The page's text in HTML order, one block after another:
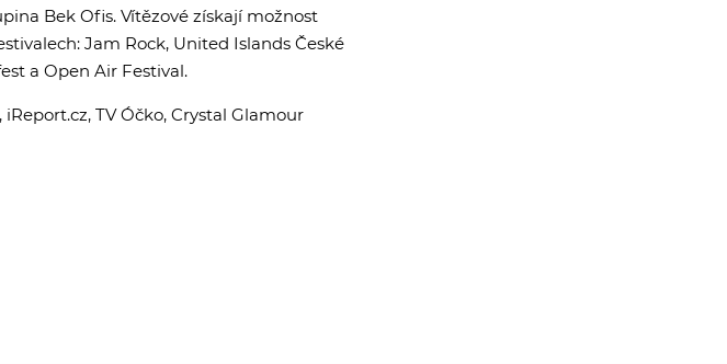
Bek Ofis. Vítězové získají možnost
Jam Rock, United Islands České
a Open Air Festival.
TV Óčko, Crystal Glamour